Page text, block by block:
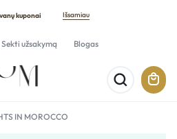
kuponai Išsamiau
Sekti užsakymą Blogas
IN MOROCCO